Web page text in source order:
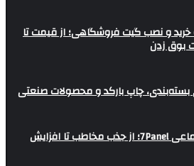
خرید و نصب گیت فروشگاهی؛ از قیمت تا
بوق زدن
بسته‌بندی، چاپ بارکد و محصولات صنعتی
خدمات شبکه‌های اجتماعی 7Panel؛ از جذب مخاطب تا افزایش